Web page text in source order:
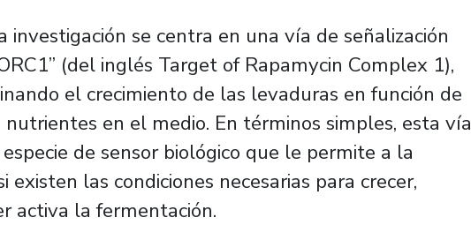
investigación se centra en una vía de señalización
(del inglés Target of Rapamycin Complex 1),
el crecimiento de las levaduras en función de
en el medio. En términos simples, esta vía
de sensor biológico que le permite a la
las condiciones necesarias para crecer,
activa la fermentación.